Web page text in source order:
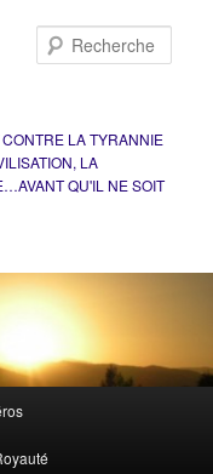
LA TYRANNIE
LA
QU'IL NE SOIT